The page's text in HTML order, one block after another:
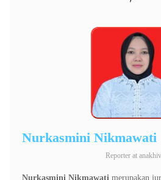
Nurkasmini Nikmawati
Reporter at
Nurkasmini Nikmawati merupakan